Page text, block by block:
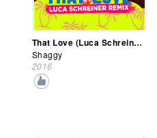
That Love (Luca Schreiner Remix)
Shaggy
2016